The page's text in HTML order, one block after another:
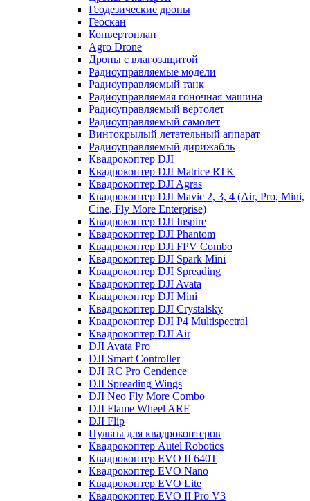
Геодезические дроны
Геоскан
Конвертоплан
Agro Drone
Дроны с влагозащитой
Радиоуправляемые модели
Радиоуправляемый танк
Радиоуправляемая гоночная машина
Радиоуправляемый вертолет
Радиоуправляемый самолет
Винтокрылый летательный аппарат
Радиоуправляемый дирижабль
Квадрокоптер DJI
Квадрокоптер DJI Matrice RTK
Квадрокоптер DJI Agras
Квадрокоптер DJI Mavic 2, 3, 4 (Air, Pro, Mini,
Cine, Fly More Enterprise)
Квадрокоптер DJI Inspire
Квадрокоптер DJI Phantom
Квадрокоптер DJI FPV Combo
Квадрокоптер DJI Spark Mini
Квадрокоптер DJI Spreading
Квадрокоптер DJI Avata
Квадрокоптер DJI Mini
Квадрокоптер DJI Crystalsky
Квадрокоптер DJI P4 Multispectral
Квадрокоптер DJI Air
DJI Avata Pro
DJI Smart Controller
DJI RC Pro Cendence
DJI Spreading Wings
DJI Neo Fly More Combo
DJI Flame Wheel ARF
DJI Flip
Пульты для квадрокоптеров
Квадрокоптер Autel Robotics
Квадрокоптер EVO II 640T
Квадрокоптер EVO Nano
Квадрокоптер EVO Lite
Квадрокоптер EVO II Pro V3